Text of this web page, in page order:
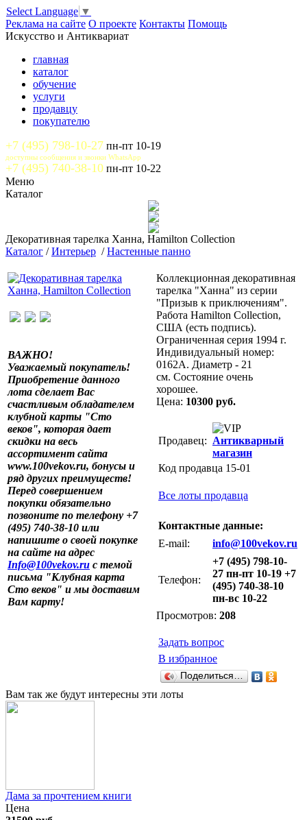
Select Language ▼
Реклама на сайте О проекте Контакты Помощь
Искусство и Антиквариат
главная
каталог
обучение
услуги
продавцу
покупателю
+7 (495) 798-10-27 пн-пт 10-19
доступны сообщения и звонки WhatsApp
+7 (495) 740-38-10 пн-пт 10-22
Меню
Каталог
Декоративная тарелка Ханна, Hamilton Collection
Каталог /Интерьер /Настенные панно
ВАЖНО!
Уважаемый покупатель!
Приобретение данного
лота сделает Вас
счастливым обладателем
клубной карты "Сто
веков", которая дает
скидки на весь
ассортимент сайта
www.100vekov.ru, бонусы и
ряд других преимуществ!
Перед совершением
покупки обязательно
позвоните по телефону +7
(495) 740-38-10 или
напишите о своей покупке
на сайте на адрес
Info@100vekov.ru с темой
письма "Клубная карта
Сто веков" и мы доставим
Вам карту!
Коллекционная декоративная
тарелка "Ханна" из серии
"Призыв к приключениям".
Работа Hamilton Collection,
США (есть подпись).
Ограниченная серия 1994 г.
Индивидуальный номер:
0162А. Диаметр - 21
см. Состояние очень
хорошее.
Цена: 10300 руб.
Продавец: Антикварный
магазин
Код продавца 15-01
Все лоты продавца
Контактные данные:
E-mail:
info@100vekov.ru
Телефон:
+7 (495) 798-10-
27 пн-пт 10-19 +7
(495) 740-38-10
пн-вс 10-22
Просмотров: 208
Задать вопрос
В избранное
Поделиться…
Вам так же будут интересны эти лоты
Дама за прочтением книги
Цена